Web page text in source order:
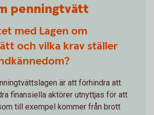
penningtvätt
med Lagen om
och vilka krav ställer
är att förhindra att
finansiella aktörer utnyttjas för att
till exempel kommer från brott